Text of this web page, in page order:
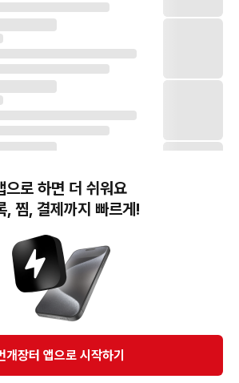
약관 및 기타 법적고지
, 통신판매의 당사자가 아닙니다. 전자상거래 등에서의
령 및 번개장터㈜의 약관에 따라 상품, 상품정보, 거래에 관한 책임은
터㈜는 원칙적으로 회원간 거래에 대하여 책임을 지지 않습니다.
상품에 대한 책임은 번개장터㈜에게 귀속합니다.
으로 하면 더 쉬워요
, 찜, 결제까지 빠르게!
개장터 앱으로 시작하기